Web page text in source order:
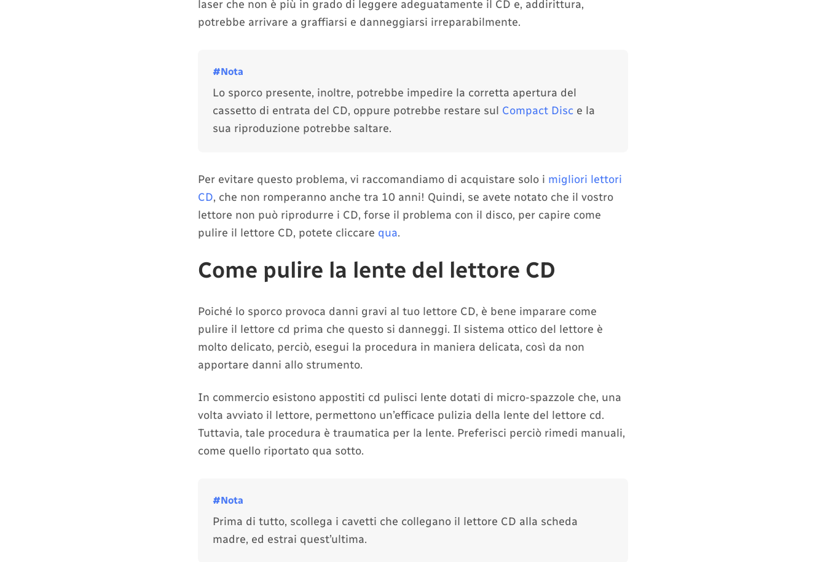
laser che non è più in grado di leggere adeguatamente il CD e, addirittura,
potrebbe arrivare a graffiarsi e danneggiarsi irreparabilmente.
Lo sporco presente, inoltre, potrebbe impedire la corretta apertura del
cassetto di entrata del CD, oppure potrebbe restare sul Compact Disc e la
sua riproduzione potrebbe saltare.
Per evitare questo problema, vi raccomandiamo di acquistare solo i migliori lettori
CD, che non romperanno anche tra 10 anni! Quindi, se avete notato che il vostro
lettore non può riprodurre i CD, forse il problema con il disco, per capire come
pulire il lettore CD, potete cliccare qua.
Come pulire la lente del lettore CD
Poiché lo sporco provoca danni gravi al tuo lettore CD, è bene imparare come
pulire il lettore cd prima che questo si danneggi. Il sistema ottico del lettore è
molto delicato, perciò, esegui la procedura in maniera delicata, così da non
apportare danni allo strumento.
In commercio esistono appostiti cd pulisci lente dotati di micro-spazzole che, una
volta avviato il lettore, permettono un’efficace pulizia della lente del lettore cd.
Tuttavia, tale procedura è traumatica per la lente. Preferisci perciò rimedi manuali,
come quello riportato qua sotto.
Prima di tutto, scollega i cavetti che collegano il lettore CD alla scheda
madre, ed estrai quest’ultima.